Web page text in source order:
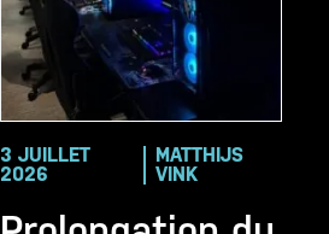
3 JUILLET
2026
MATTHIJS
VINK